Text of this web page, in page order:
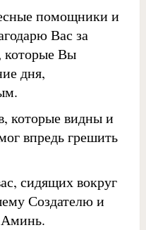
помощники и
Вас за
которые Вы
дня,
которые видны и
впредь грешить
сидящих вокруг
Создателю и
Аминь.